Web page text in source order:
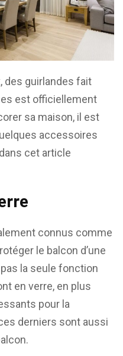
des guirlandes fait
est officiellement
sa maison, il est
accessoires
cet article
connus comme
le balcon d’une
la seule fonction
en verre, en plus
pour la
derniers sont aussi